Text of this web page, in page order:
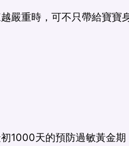
嚴重時，可不只帶給寶寶
1000天的預防過敏黃金